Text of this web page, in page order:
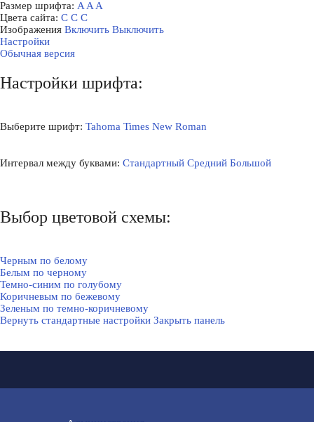
Размер шрифта: A A A
Цвета сайта: С С С
Изображения Включить Выключить
Настройки
Обычная версия
Настройки шрифта:
Выберите шрифт: Tahoma Times New Roman
Интервал между буквами: Стандартный Средний Большой
Выбор цветовой схемы:
Черным по белому
Белым по черному
Темно-синим по голубому
Коричневым по бежевому
Зеленым по темно-коричневому
Вернуть стандартные настройки Закрыть панель